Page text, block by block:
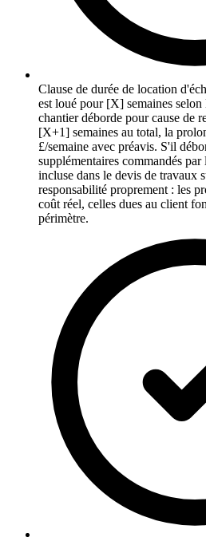
Clause de durée de location
est loué pour [X] semaines
chantier déborde pour cause de
[X+1] semaines au total, la
£/semaine avec préavis. S'il
supplémentaires commandés
incluse dans le devis de travaux
responsabilité proprement : les
coût réel, celles dues au client
périmètre.